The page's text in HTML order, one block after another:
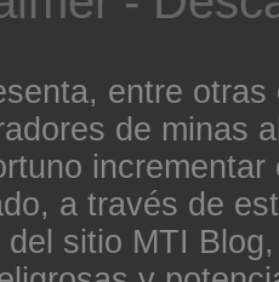
entre
de minas
a través de
del sitio MTI